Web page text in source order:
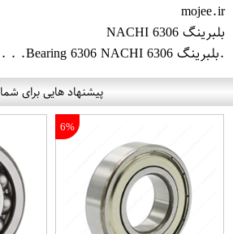
mojee.ir
بلبرینگ 6306 NACHI
.بلبرینگ 6306 NACHI . . . . . . .Bearing 6306 NACHI
پیشنهاد هایی برای شما
6%